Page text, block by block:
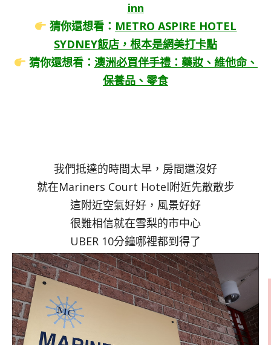
inn
猜你還想看： METRO ASPIRE HOTEL
SYDNEY飯店，根本是網美打卡點
猜你還想看： 澳洲必買伴手禮：藥妝、維他命、
保養品、零食
我們抵達的時間太早，房間還沒好
就在Mariners Court Hotel附近先散散步
這附近空氣好好，風景好好
很難相信就在雪梨的市中心
UBER 10分鐘哪裡都到得了